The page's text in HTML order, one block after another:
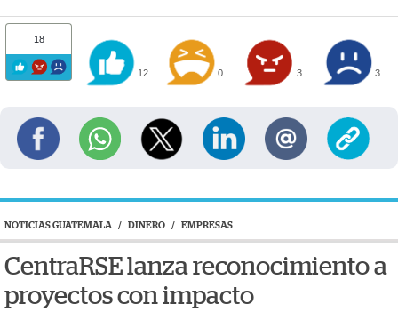
18
12 0 3 3
NOTICIAS GUATEMALA / DINERO / EMPRESAS
CentraRSE lanza reconocimiento a
proyectos con impacto